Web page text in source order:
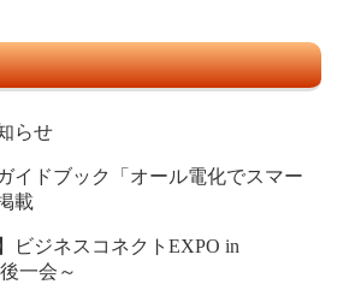
らせ
イドブック「オール電化でスマー
載
ビジネスコネクトEXPO in
一会～